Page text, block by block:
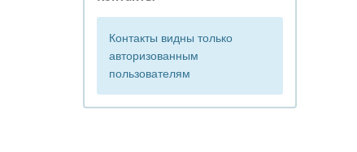
Контакты видны только
авторизованным
пользователям